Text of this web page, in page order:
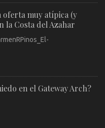
oferta muy atípica (y
la Costa del Azahar
en el Gateway Arch?